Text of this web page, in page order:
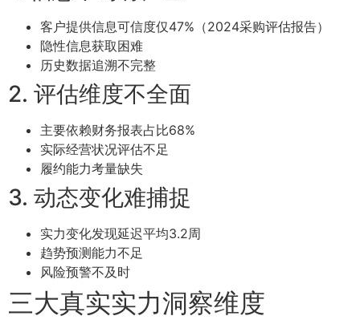
客户提供信息可信度仅47%（2024采购评估报告）
隐性信息获取困难
历史数据追溯不完整
2. 评估维度不全面
主要依赖财务报表占比68%
实际经营状况评估不足
履约能力考量缺失
3. 动态变化难捕捉
实力变化发现延迟平均3.2周
趋势预测能力不足
风险预警不及时
三大真实实力洞察维度